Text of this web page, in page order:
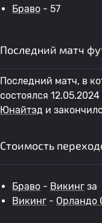
Браво - 57
Последний матч
Последний матч, в
состоялся
Юнайтэд и
Стоимость
Браво - Викинг за
Викинг - Орландо